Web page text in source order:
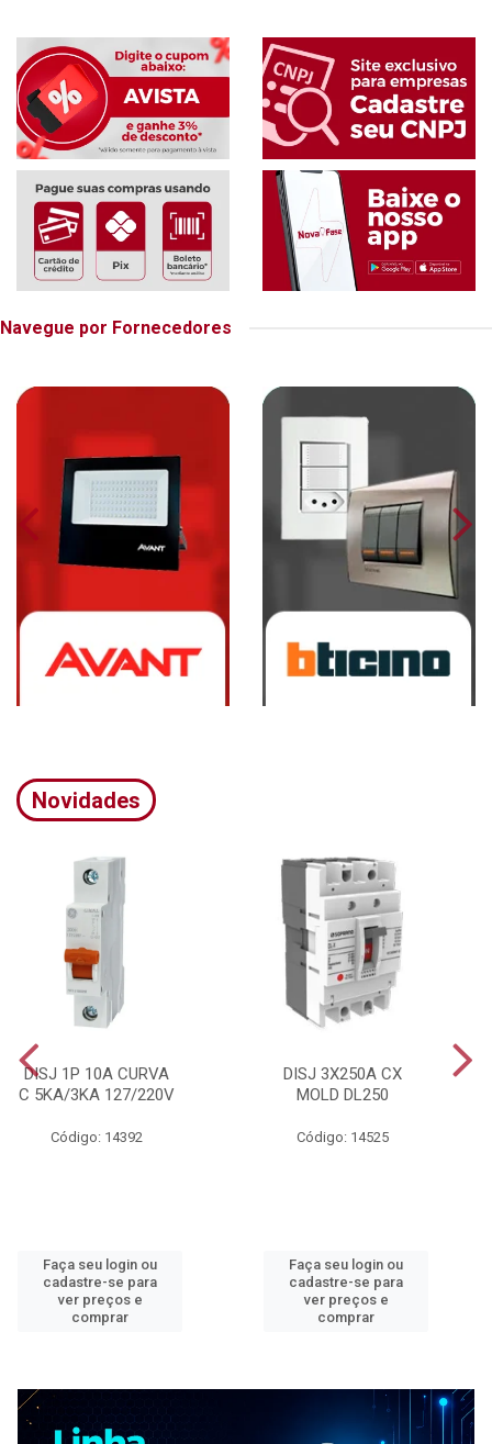
Navegue por Fornecedores
Novidades
DISJ 1P 10A CURVA
C 5KA/3KA 127/220V
Código: 14392
Faça seu login ou
cadastre-se para
ver preços e
comprar
DISJ 3X250A CX
MOLD DL250
Código: 14525
Faça seu login ou
cadastre-se para
ver preços e
comprar